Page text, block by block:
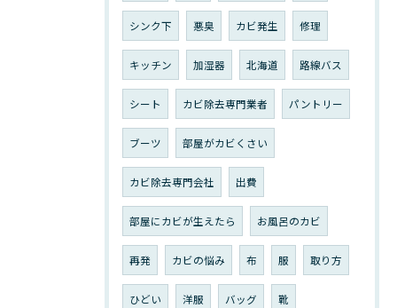
シンク下 悪臭 カビ発生 修理
キッチン 加湿器 北海道 路線バス
シート カビ除去専門業者 パントリー
ブーツ 部屋がカビくさい
カビ除去専門会社 出費
部屋にカビが生えたら お風呂のカビ
再発 カビの悩み 布 服 取り方
ひどい 洋服 バッグ 靴